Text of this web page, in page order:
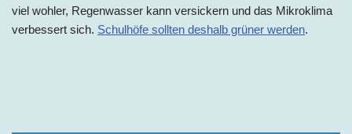
viel wohler, Regenwasser kann versickern und das Mikroklima
verbessert sich. Schulhöfe sollten deshalb grüner werden.